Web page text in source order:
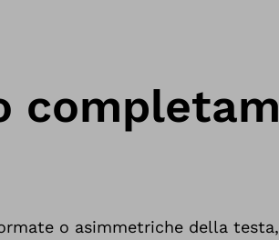
o asimmetriche della